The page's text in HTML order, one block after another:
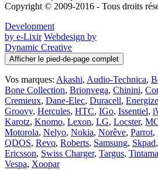
Copyright © 2009-2016 - Tous droits
Development
by e-Lixir Webdesign by
Dynamic Creative
Afficher le pied-de-page complet
Vos marques: Akashi, Audio-Technica,
Bone Collection, Brionvega, Chinini,
Cremieux, Dane-Elec, Duracell,
Groovy, Hercules, HTC, IGo, Issentiel,
Karotz, Knomo, Lexon, LG, Locster,
Motorola, Nelyo, Nokia, Norêve, Parrot,
QDOS, Revo, Roberts, Samsung, Skpad,
Ericsson, Swiss Charger, Targus,
Vespa, Xoopar